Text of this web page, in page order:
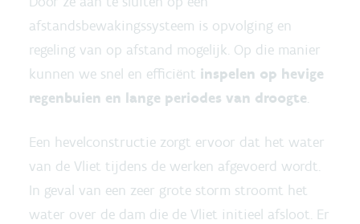
afstandsbewakingssysteem is opvolging en
regeling van op afstand mogelijk. Op die manier
kunnen we snel en efficiënt inspelen op hevige
regenbuien en lange periodes van droogte.
Een hevelconstructie zorgt ervoor dat het water
van de Vliet tijdens de werken afgevoerd wordt.
In geval van een zeer grote storm stroomt het
water over de dam die de Vliet initieel afsloot. Er